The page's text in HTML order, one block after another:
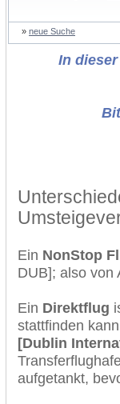
» neue Suche
In
Ein NonStop
DUB]; also von
Ein Direktflug
stattfinden
[Dublin
aufgetankt,